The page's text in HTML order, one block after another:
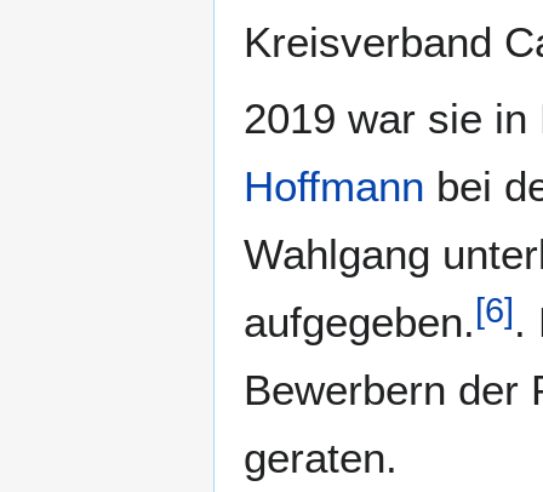
Kreisverband
2019 war sie
Hoffmann bei
Wahlgang
aufgegeben.[6].
Bewerbern der
geraten.